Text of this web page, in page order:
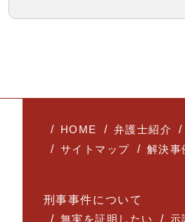
HOME 弁護士紹介
サイトマップ
解決事
刑事事件について
無実を証明したい
示